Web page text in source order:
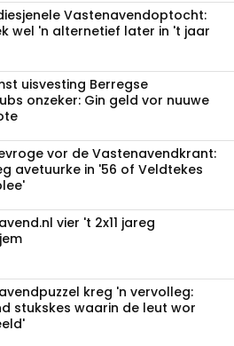
Vastenavend­optocht:
wel 'n alternetief later in 't jaar
uisvesting Berregse
onzeker: Gin geld vor nuuwe
vor de Vastenavend­krant:
avetuurke in '56 of Veldtekes
vier 't 2x11 jareg
kreg 'n vervolleg:
stukskes waarin de leut wor